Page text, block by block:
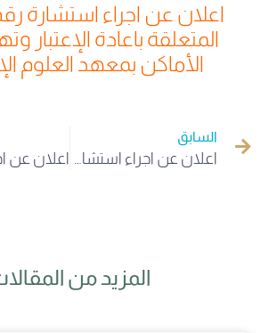
المتعلقة باعادة الإعتبار
الأماكن بمعهد العلوم
السابق
اعلان عن اجراء استشارة رقم 01 / 2023 المتعلقة بصيانة وترميم المباني الخاصة بلجنة الخدمات الإجتماعية بجامعة الشهيد حمه لخضر المعلن عنها يوم 24 / 08 /2023
المزيد من